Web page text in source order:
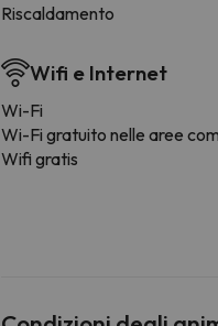
Riscaldamento
Wifi e Internet
Wi-Fi
Wi-Fi gratuito nelle aree
Wifi gratis